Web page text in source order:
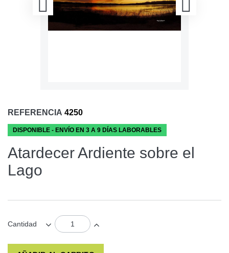
REFERENCIA 4250
DISPONIBLE - ENVÍO EN 3 A 9 DÍAS LABORABLES
Atardecer Ardiente sobre el
Lago
Cantidad